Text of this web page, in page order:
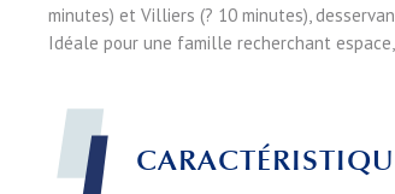
minutes) et Villiers (? 10 minutes),
Idéale pour une famille recherchant